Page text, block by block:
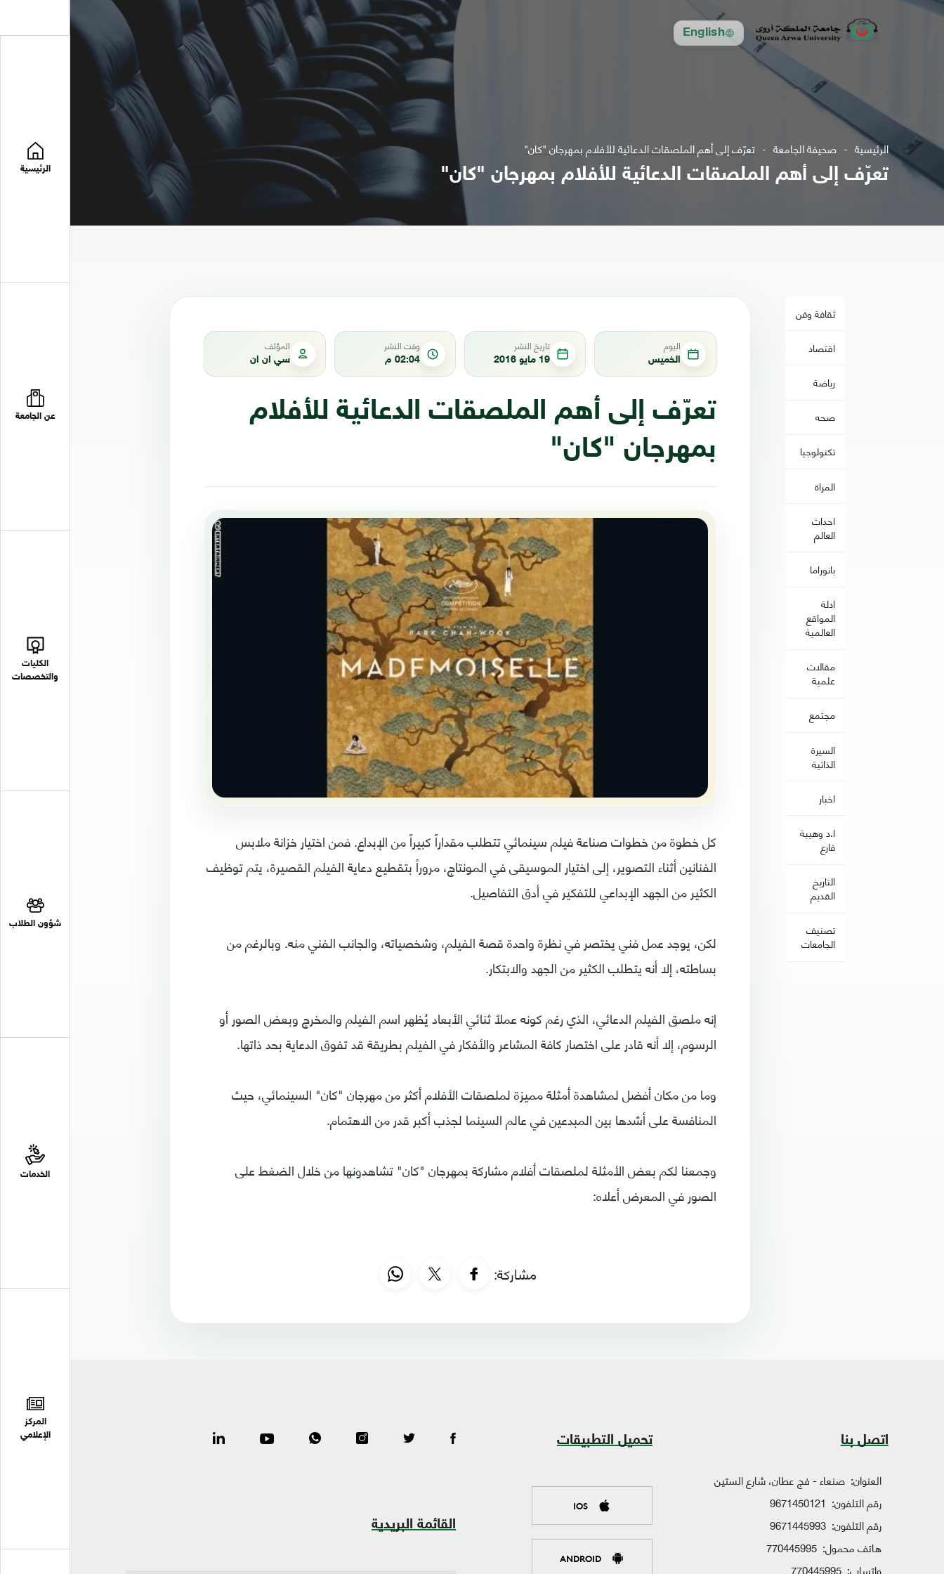
English
الرئيسية
عن الجامعة
الكليات
والتخصصات
شؤون الطلاب
الخدمات
المركز
الإعلامي
الرئيسية صحيفة الجامعة تعرّف إلى أهم الملصقات الدعائية للأفلام بمهرجان "كان"
تعرّف إلى أهم الملصقات الدعائية للأفلام بمهرجان "كان"
ثقافة وفن
اقتصاد
رياضة
صحه
تكنولوجيا
المراة
احداث
العالم
بانوراما
ادلة
المواقع
العالمية
مقالات
علمية
مجتمع
السيرة
الذاتية
اخبار
ا.د وهيبة
فارع
التاريخ
القديم
تصنيف
الجامعات
اليوم
الخميس
تاريخ النشر
19 مايو 2016
وقت النشر
02:04 م
المؤلف
سي ان ان
تعرّف إلى أهم الملصقات الدعائية للأفلام
بمهرجان "كان"
كل خطوة من خطوات صناعة فيلم سينمائي تتطلب مقداراً كبيراً من الإبداع. فمن اختيار خزانة ملابس
الفنانين أثناء التصوير، إلى اختيار الموسيقى في المونتاج، مروراً بتقطيع دعاية الفيلم القصيرة، يتم توظيف
الكثير من الجهد الإبداعي للتفكير في أدق التفاصيل.
لكن، يوجد عمل فني يختصر في نظرة واحدة قصة الفيلم، وشخصياته، والجانب الفني منه. وبالرغم من
بساطته، إلا أنه يتطلب الكثير من الجهد والابتكار.
إنه ملصق الفيلم الدعائي، الذي رغم كونه عملاً ثنائي الأبعاد يُظهر اسم الفيلم والمخرج وبعض الصور أو
الرسوم، إلا أنه قادر على اختصار كافة المشاعر والأفكار في الفيلم بطريقة قد تفوق الدعاية بحد ذاتها.
وما من مكان أفضل لمشاهدة أمثلة مميزة لملصقات الأفلام أكثر من مهرجان "كان" السينمائي، حيث
المنافسة على أشدها بين المبدعين في عالم السينما لجذب أكبر قدر من الاهتمام.
وجمعنا لكم بعض الأمثلة لملصقات أفلام مشاركة بمهرجان "كان" تشاهدونها من خلال الضغط على
الصور في المعرض أعلاه:
مشاركة:
اتصل بنا
العنوان: صنعاء - فج عطان، شارع الستين
رقم التلفون: 9671450121
رقم التلفون: 9671445993
هاتف محمول: 770445995
تحميل التطبيقات
IOS
ANDROID
القائمة البريدية